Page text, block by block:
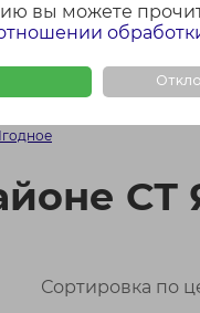
вы можете
ФОТО +
СТ
Сортировка по